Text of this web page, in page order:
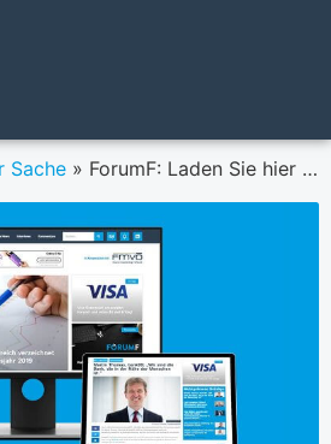
Sache » ForumF: Laden Sie hier die aktuellen Mediadaten herunter